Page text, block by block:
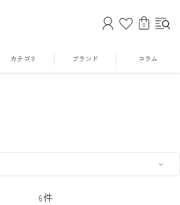
0
カテゴリ ブランド コラム
6件